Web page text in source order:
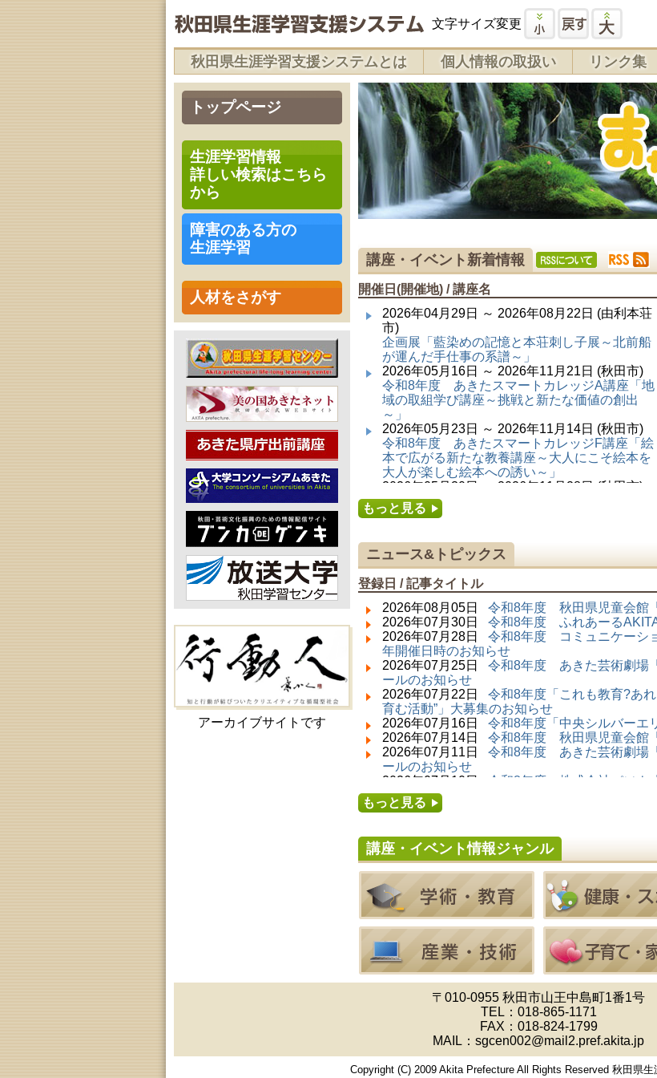
文字サイズ変更
秋田県生涯学習支援システムとは 個人情報の取扱い リンク集
トップページ
生涯学習情報
詳しい検索はこちら
から
障害のある方の
生涯学習
人材をさがす
アーカイブサイトです
講座・イベント新着情報
開催日(開催地) / 講座名
2026年04月29日 ～ 2026年08月22日 (由利本荘
市)
企画展「藍染めの記憶と本荘刺し子展～北前船
が運んだ手仕事の系譜～」
2026年05月16日 ～ 2026年11月21日 (秋田市)
令和8年度 あきたスマートカレッジA講座「地
域の取組学び講座～挑戦と新たな価値の創出
～」
2026年05月23日 ～ 2026年11月14日 (秋田市)
令和8年度 あきたスマートカレッジF講座「絵
本で広がる新たな教養講座～大人にこそ絵本を
大人が楽しむ絵本への誘い～」
2026年05月30日 ～ 2026年11月28日 (秋田市)
令和8年度 あきたスマートカレッジC講座「障
害者の生涯学習講座～みんなで学ぼう、みんな
2026年06月02日 ～ 2026年11月30日 (秋田市)
令和8年度前期「かぞくぶっくぱっく」
2026年06月06日 ～ 2026年10月17日 (秋田市)
令和8年度 あきたスマートカレッジD講座「防
災講座～自助力と共助力を高める～」
2026年06月27日 ～ 2026年09月05日 (秋田市)
令和8年度 あきたスマートカレッジB講座「熟
議ファシリテーター講座 ～熟議をつくろう！
～」
2026年07月01日 ～ 2026年09月23日 (仙北市)
千葉克介写真展 ～自然の息吹～
2026年07月11日 ～ 2026年08月30日 (秋田市)
特別展「わけあって絶滅しました。展」
2026年07月14日 ～ 2026年08月23日 (秋田市)
子どもの読書活動推進事業「夏休みは図書館へ
行こう－みんなの読みたい！知りたい！学びた
い！をお手伝いします－」（資料展示）
美郷町学友館特別展「加藤明見 森に生きるツキ
音と会話を楽しむ朝の図書館
2026年08月01日 ～ 2026年08月23日 (秋田市)
乳幼児・青少年教育「図書館クイズラリー」
2026年08月01日 ～ 2026年09月23日 (秋田市)
おかえりなさい！佐竹本三十六歌仙絵とゆかり
の名品
清澄コレクション未公開絵画展
2026年08月01日 ～ 2026年09月23日 (秋田市)
佐竹氏の名宝、雄大なる歴史を想う～武と雅～
2026年08月01日 ～ 2026年08月30日 (秋田市)
乳幼児・青少年教育「夏休み資料展示」
2026年08月01日 ～ 2026年08月25日 (秋田市)
工房雑がみランド2026
2026年08月01日 ～ 2026年08月23日 (秋田市)
子どもの読書活動推進事業「夏休みは図書館へ
もっと見る
ニュース&トピックス
登録日 / 記事タイトル
2026年08月05日 令和8年度 秋田県児童会館
2026年07月30日 令和8年度 ふれあーる
2026年07月28日 令和8年度 コミュニケーシ
年開催日時のお知らせ
2026年07月25日 令和8年度 あきた芸術劇場
ールのお知らせ
2026年07月22日 令和8年度「これも教育?あ
育む活動”」大募集のお知らせ
2026年07月16日 令和8年度「中央シルバーエ
2026年07月14日 令和8年度 秋田県児童会館
2026年07月11日 令和8年度 あきた芸術劇場
ールのお知らせ
2026年07月10日
令和8年度 株式会社パソナ
せ
2026年07月10日
もっと見る
講座・イベント情報ジャンル
〒010-0955 秋田市山王中島町1番1号
TEL： 018-865-1171
FAX：018-824-1799
MAIL：sgcen002@mail2.pref.akita.jp
Copyright (C) 2009 Akita Prefecture All Rights Reserved 秋田県生